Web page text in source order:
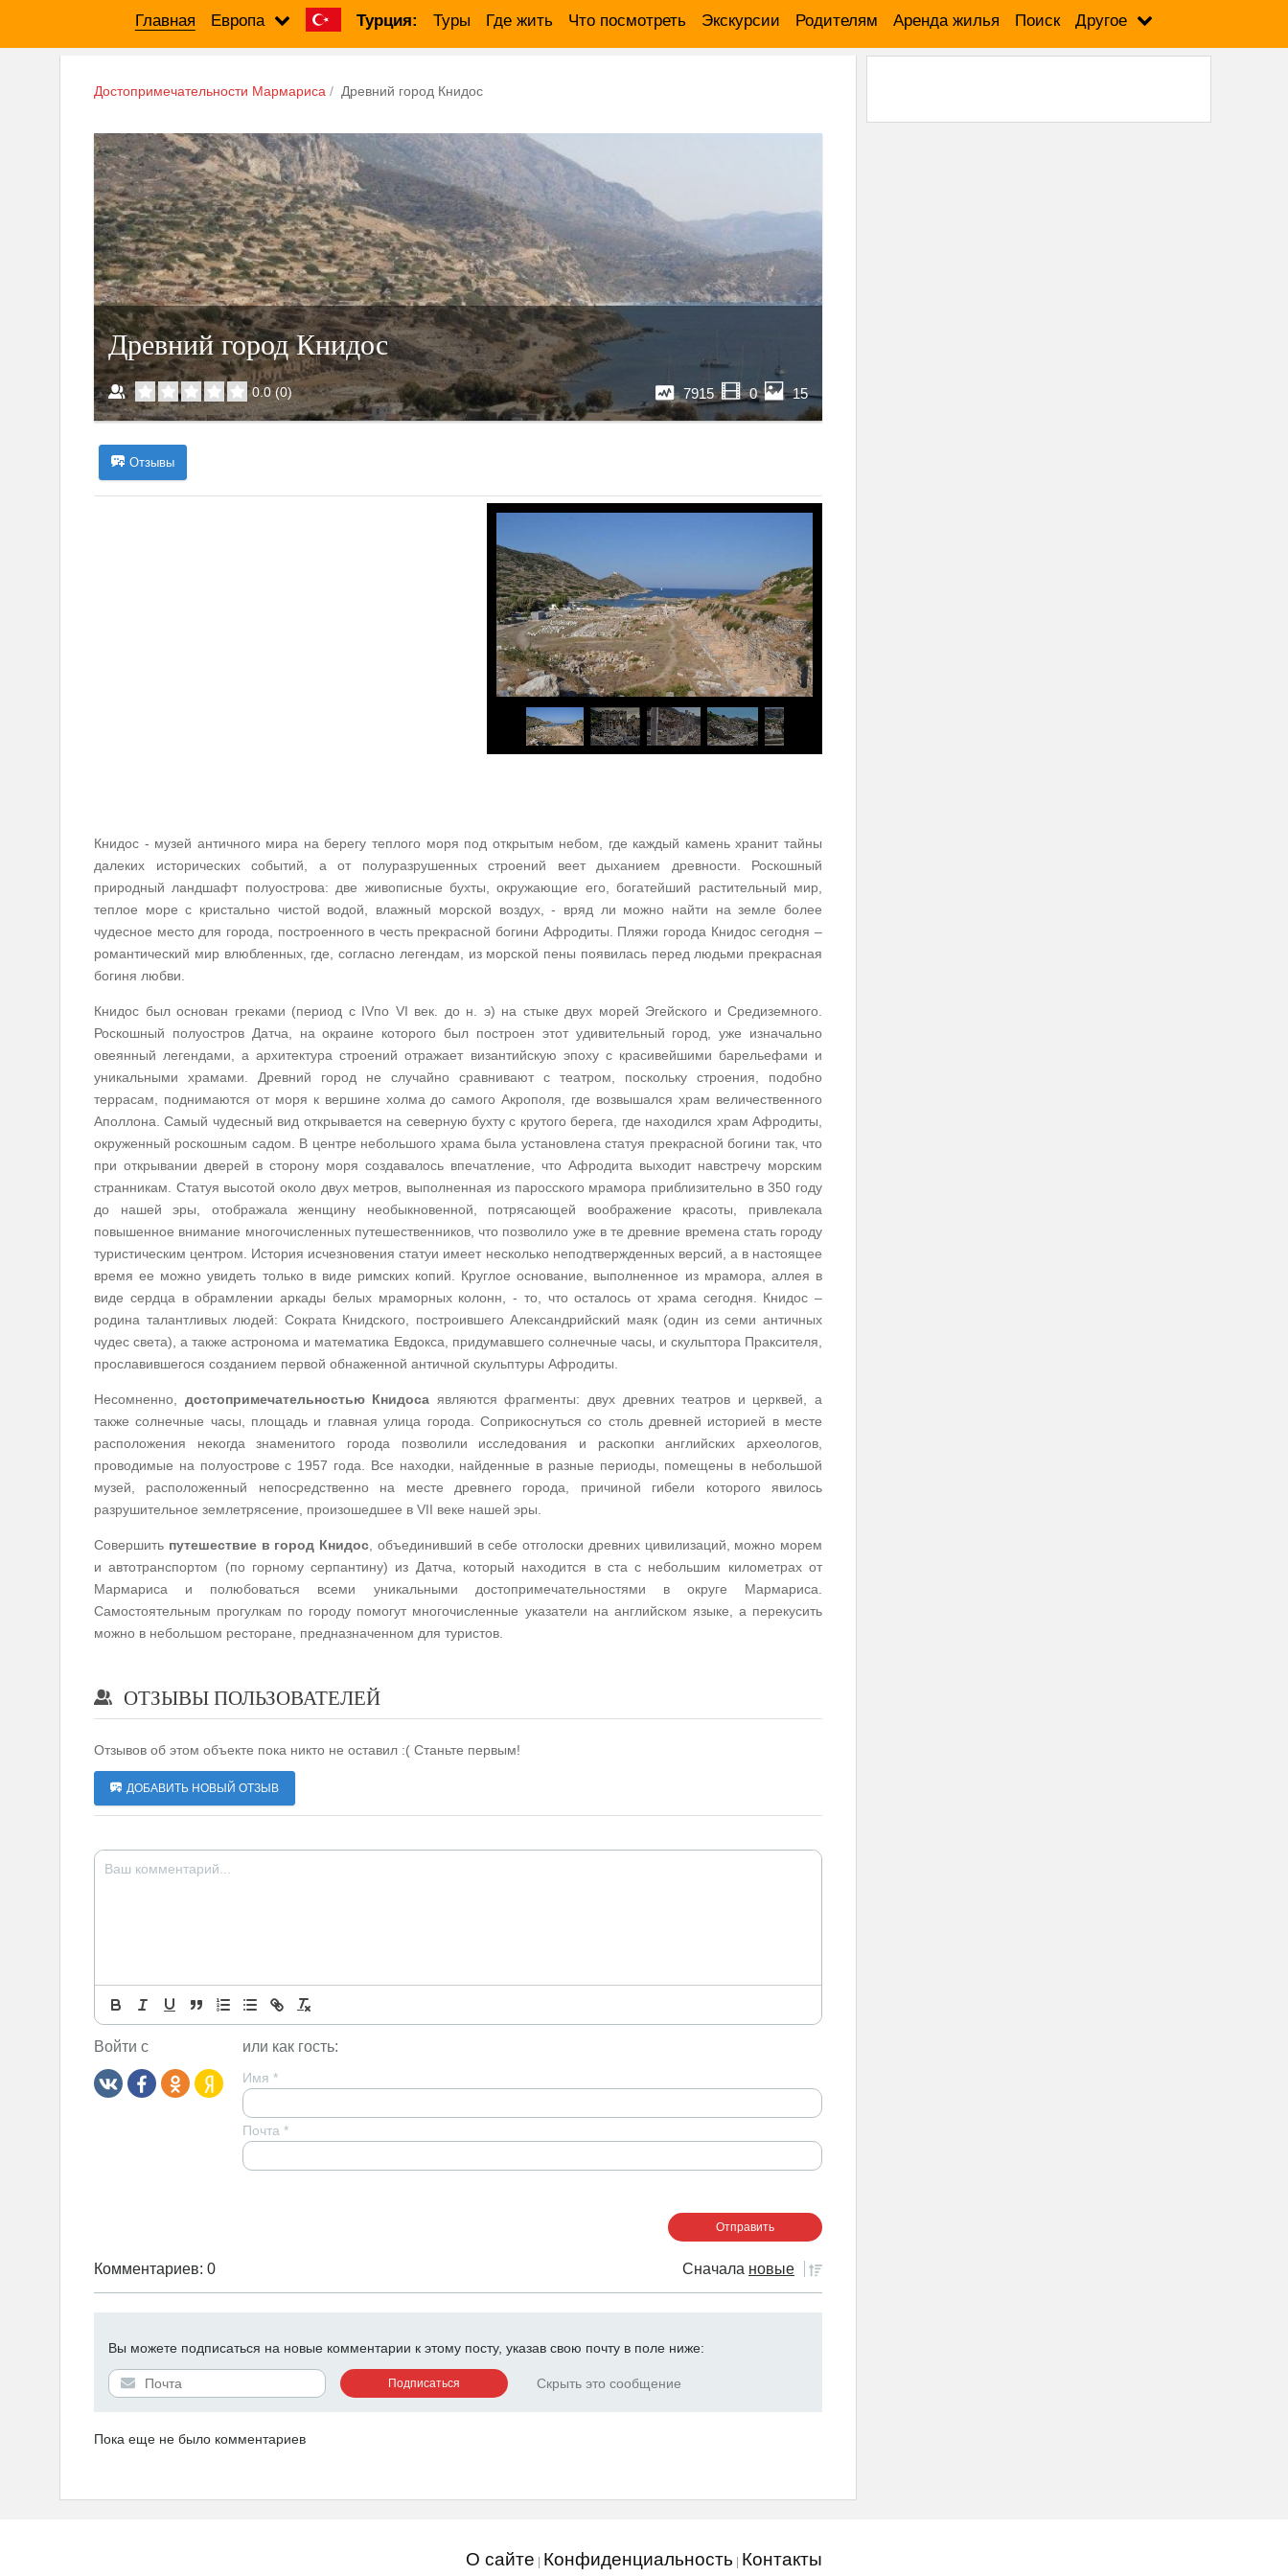
Главная Европа Турция: Туры Где жить Что посмотреть Экскурсии Родителям Аренда жилья Поиск Другое
Достопримечательности Мармариса Древний город Книдос
Древний город Книдос
0.0(0) 7915 0 15
Отзывы
Книдос - музей античного мира на берегу теплого моря под открытым небом, где каждый камень хранит тайны
далеких исторических событий, а от полуразрушенных строений веет дыханием древности. Роскошный
природный ландшафт полуострова: две живописные бухты, окружающие его, богатейший растительный мир,
теплое море с кристально чистой водой, влажный морской воздух, - вряд ли можно найти на земле более
чудесное место для города, построенного в честь прекрасной богини Афродиты. Пляжи города Книдос сегодня –
романтический мир влюбленных, где, согласно легендам, из морской пены появилась перед людьми прекрасная
богиня любви.
Книдос был основан греками (период с IVпо VI век. до н. э) на стыке двух морей Эгейского и Средиземного.
Роскошный полуостров Датча, на окраине которого был построен этот удивительный город, уже изначально
овеянный легендами, а архитектура строений отражает византийскую эпоху с красивейшими барельефами и
уникальными храмами. Древний город не случайно сравнивают с театром, поскольку строения, подобно
террасам, поднимаются от моря к вершине холма до самого Акрополя, где возвышался храм величественного
Аполлона. Самый чудесный вид открывается на северную бухту с крутого берега, где находился храм Афродиты,
окруженный роскошным садом. В центре небольшого храма была установлена статуя прекрасной богини так, что
при открывании дверей в сторону моря создавалось впечатление, что Афродита выходит навстречу морским
странникам. Статуя высотой около двух метров, выполненная из паросского мрамора приблизительно в 350 году
до нашей эры, отображала женщину необыкновенной, потрясающей воображение красоты, привлекала
повышенное внимание многочисленных путешественников, что позволило уже в те древние времена стать городу
туристическим центром. История исчезновения статуи имеет несколько неподтвержденных версий, а в настоящее
время ее можно увидеть только в виде римских копий. Круглое основание, выполненное из мрамора, аллея в
виде сердца в обрамлении аркады белых мраморных колонн, - то, что осталось от храма сегодня. Книдос –
родина талантливых людей: Сократа Книдского, построившего Александрийский маяк (один из семи античных
чудес света), а также астронома и математика Евдокса, придумавшего солнечные часы, и скульптора Праксителя,
прославившегося созданием первой обнаженной античной скульптуры Афродиты.
Несомненно, достопримечательностью Книдоса являются фрагменты: двух древних театров и церквей, а
также солнечные часы, площадь и главная улица города. Соприкоснуться со столь древней историей в месте
расположения некогда знаменитого города позволили исследования и раскопки английских археологов,
проводимые на полуострове с 1957 года. Все находки, найденные в разные периоды, помещены в небольшой
музей, расположенный непосредственно на месте древнего города, причиной гибели которого явилось
разрушительное землетрясение, произошедшее в VII веке нашей эры.
Совершить путешествие в город Книдос , объединивший в себе отголоски древних цивилизаций, можно морем
и автотранспортом (по горному серпантину) из Датча, который находится в ста с небольшим километрах от
Мармариса и полюбоваться всеми уникальными достопримечательностями в округе Мармариса.
Самостоятельным прогулкам по городу помогут многочисленные указатели на английском языке, а перекусить
можно в небольшом ресторане, предназначенном для туристов.
ОТЗЫВЫ ПОЛЬЗОВАТЕЛЕЙ
Отзывов об этом объекте пока никто не оставил :( Станьте первым!
ДОБАВИТЬ НОВЫЙ ОТЗЫВ
Войти с или как гость:
Имя *
Почта *
Комментариев: 0 Сначала новые
Вы можете подписаться на новые комментарии к этому посту, указав свою почту в поле ниже:
Скрыть это сообщение
Пока еще не было комментариев
О сайте | Конфиденциальность | Контакты